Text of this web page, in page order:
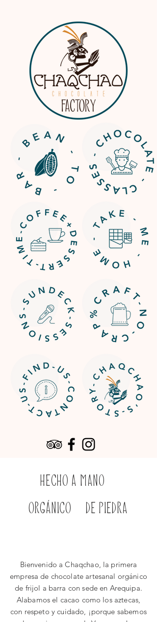
Bienvenido a Chaqchao, la primera
empresa de chocolate artesanal orgánico
de frijol a barra con sede en Arequipa.
Alabamos el cacao como los aztecas,
con respeto y cuidado, ¡porque sabemos
HECHO A MANO
ORGÁNICO DE PIEDRA